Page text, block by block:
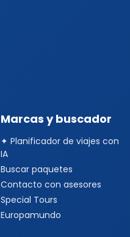
Marcas y buscador
✦ Planificador de viajes con
IA
Buscar paquetes
Contacto con asesores
Special Tours
Europamundo